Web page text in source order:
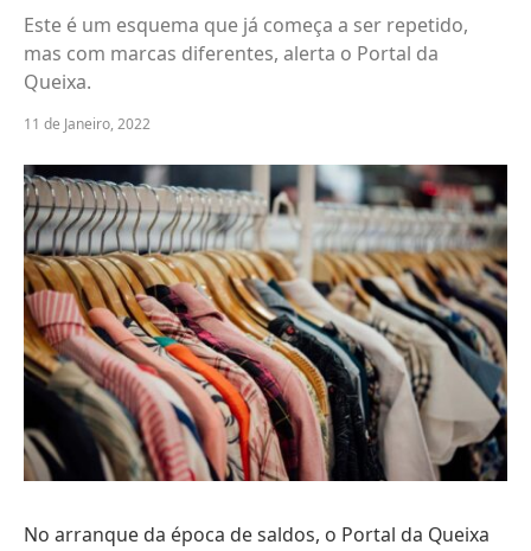
Este é um esquema que já começa a ser repetido,
mas com marcas diferentes, alerta o Portal da
Queixa.
11 de Janeiro, 2022
No arranque da época de saldos, o Portal da Queixa